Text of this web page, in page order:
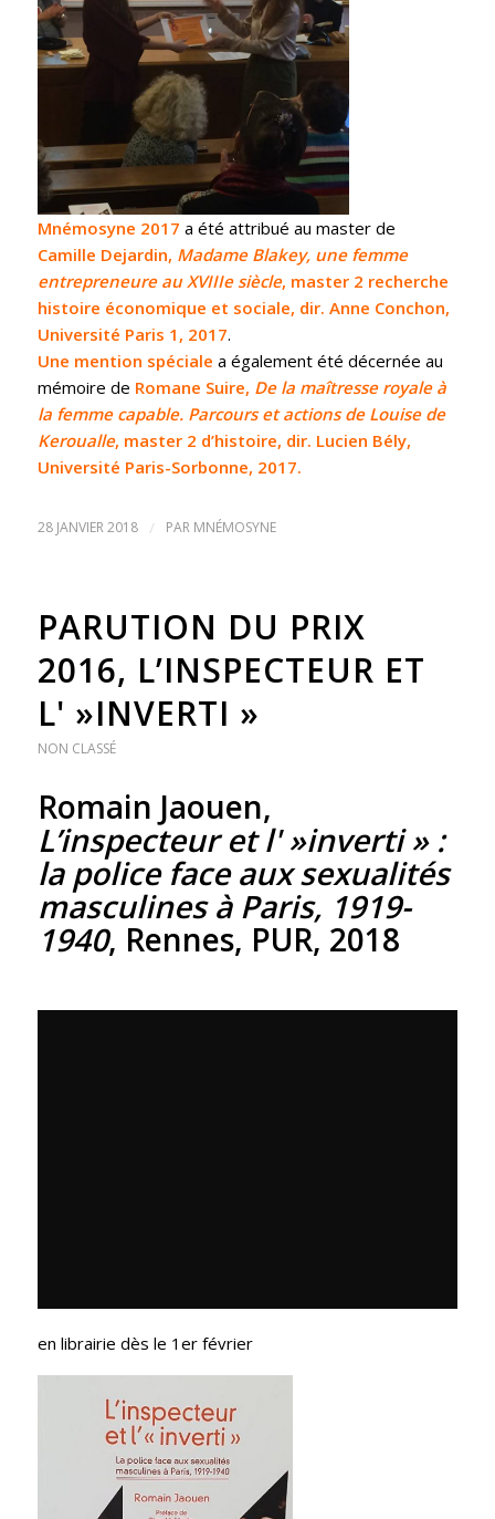
Mnémosyne 2017 a été attribué au master de
Camille Dejardin, Madame Blakey, une femme
entrepreneure au XVIIIe siècle, master 2 recherche
histoire économique et sociale, dir. Anne Conchon,
Université Paris 1, 2017.
Une mention spéciale a également été décernée au
mémoire de Romane Suire, De la maîtresse royale à
la femme capable. Parcours et actions de Louise de
Keroualle, master 2 d’histoire, dir. Lucien Bély,
Université Paris-Sorbonne, 2017.
28 JANVIER 2018 / PAR MNÉMOSYNE
PARUTION DU PRIX
2016, L’INSPECTEUR ET
L' »INVERTI »
NON CLASSÉ
Romain Jaouen,
L’inspecteur et l' »inverti » :
la police face aux sexualités
masculines à Paris, 1919-
1940, Rennes, PUR, 2018
en librairie dès le 1er février